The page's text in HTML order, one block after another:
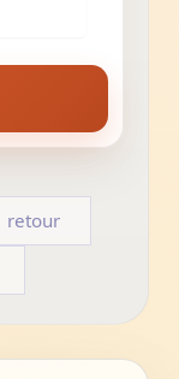
retour